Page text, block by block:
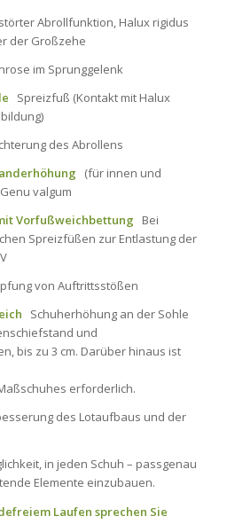
Abrollfunktion, Halux rigidus
der Großzehe
im Sprunggelenk
Spreizfuß (Kontakt mit Halux
des Abrollens
(für innen und
valgum
Vorfußweichbettung Bei
Spreizfüßen zur Entlastung der
von Auftrittsstößen
Schuherhöhung an der Sohle
und
bis zu 3 cm. Darüber hinaus ist
erforderlich.
des Lotaufbaus und der
in jeden Schuh – passgenau
Elemente einzubauen.
Laufen sprechen Sie